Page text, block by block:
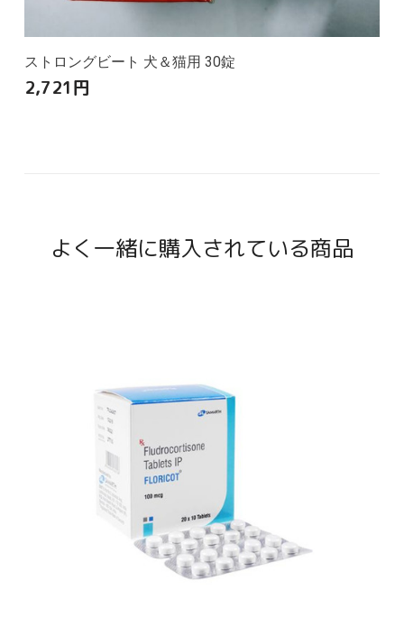
ストロングビート 犬＆猫用 30錠
2,721円
よく一緒に購入されている商品